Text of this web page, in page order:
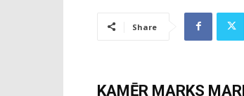
Share
KAMĒR MARKS